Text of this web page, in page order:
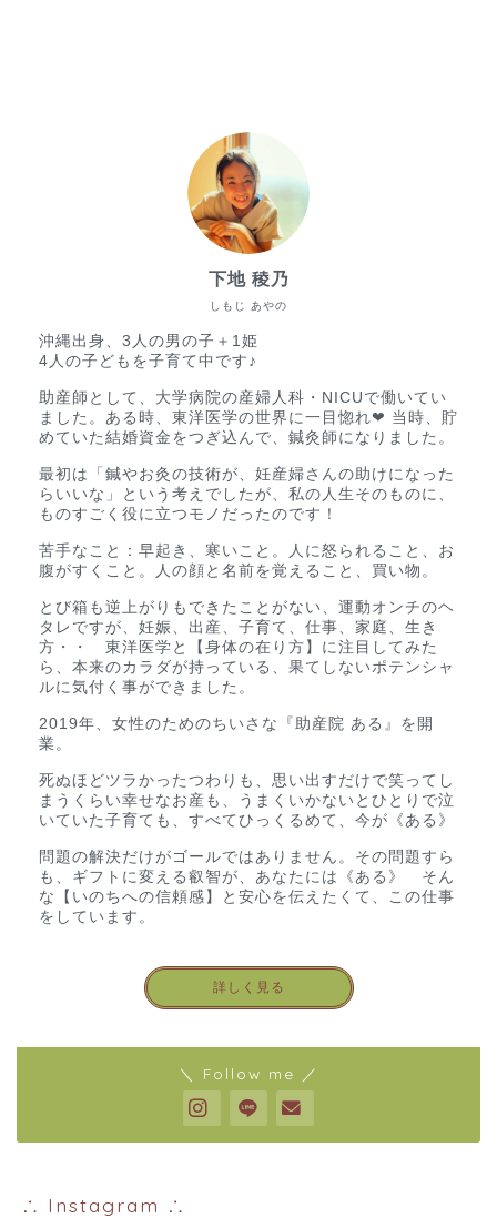
しもじ あやの
下地 稜乃
沖縄出身、3人の男の子＋1姫
4人の子どもを子育て中です♪
助産師として、大学病院の産婦人科・NICUで働いてい
ました。ある時、東洋医学の世界に一目惚れ❤︎ 当時、貯
めていた結婚資金をつぎ込んで、鍼灸師になりました。
最初は「鍼やお灸の技術が、妊産婦さんの助けになった
らいいな」という考えでしたが、私の人生そのものに、
ものすごく役に立つモノだったのです！
苦手なこと：早起き、寒いこと。人に怒られること、お
腹がすくこと。人の顔と名前を覚えること、買い物。
とび箱も逆上がりもできたことがない、運動オンチのヘ
タレですが、妊娠、出産、子育て、仕事、家庭、生き
方・・ 東洋医学と【身体の在り方】に注目してみた
ら、本来のカラダが持っている、果てしないポテンシャ
ルに気付く事ができました。
2019年、女性のためのちいさな『助産院 ある』を開
業。
死ぬほどツラかったつわりも、思い出すだけで笑ってし
まうくらい幸せなお産も、うまくいかないとひとりで泣
いていた子育ても、すべてひっくるめて、今が《ある》
問題の解決だけがゴールではありません。その問題すら
も、ギフトに変える叡智が、あなたには《ある》 そん
な【いのちへの信頼感】と安心を伝えたくて、この仕事
をしています。
詳しく見る
＼ Follow me ／
∴ Instagram ∴